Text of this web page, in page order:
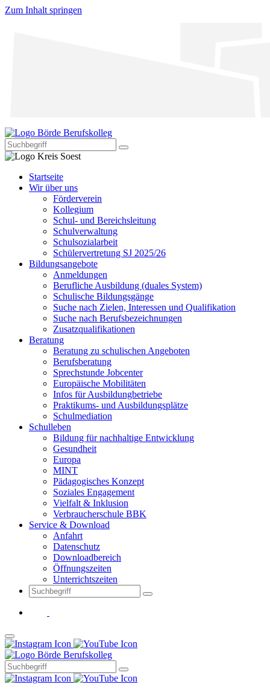
Zum Inhalt springen
Startseite
Wir über uns
Förderverein
Kollegium
Schul- und Bereichsleitung
Schulverwaltung
Schulsozialarbeit
Schülervertretung SJ 2025/26
Bildungsangebote
Anmeldungen
Berufliche Ausbildung (duales System)
Schulische Bildungsgänge
Suche nach Zielen, Interessen und Qualifikation
Suche nach Berufsbezeichnungen
Zusatzqualifikationen
Beratung
Beratung zu schulischen Angeboten
Berufsberatung
Sprechstunde Jobcenter
Europäische Mobilitäten
Infos für Ausbildungbetriebe
Praktikums- und Ausbildungsplätze
Schulmediation
Schulleben
Bildung für nachhaltige Entwicklung
Gesundheit
Europa
MINT
Pädagogisches Konzept
Soziales Engagement
Vielfalt & Inklusion
Verbraucherschule BBK
Service & Download
Anfahrt
Datenschutz
Downloadbereich
Öffnungszeiten
Unterrichtszeiten